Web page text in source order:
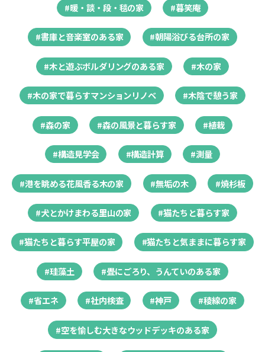
#暖・談・段・毯の家 #暮笑庵
#書庫と音楽室のある家 #朝陽浴びる台所の家
#木と遊ぶボルダリングのある家 #木の家
#木の家で暮らすマンションリノベ #木陰で憩う家
#森の家 #森の風景と暮らす家 #植栽
#構造見学会 #構造計算 #測量
#港を眺める花風香る木の家 #無垢の木 #焼杉板
#犬とかけまわる里山の家 #猫たちと暮らす家
#猫たちと暮らす平屋の家 #猫たちと気ままに暮らす家
#珪藻土 #畳にごろり、うんていのある家
#省エネ #社内検査 #神戸 #稜線の家
#空を愉しむ大きなウッドデッキのある家